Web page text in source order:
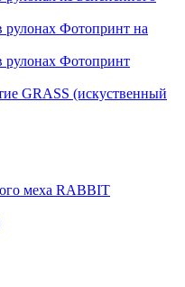
Фотопринт на
рулонах Фотопринт
GRASS (искуственный
меха RABBIT